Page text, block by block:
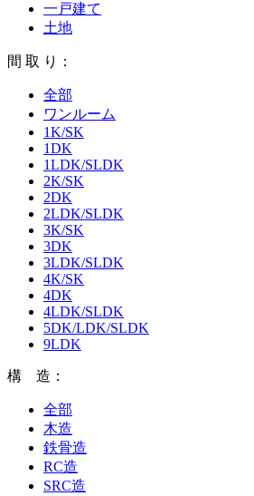
一戸建て
土地
間 取 り：
全部
ワンルーム
1K/SK
1DK
1LDK/SLDK
2K/SK
2DK
2LDK/SLDK
3K/SK
3DK
3LDK/SLDK
4K/SK
4DK
4LDK/SLDK
5DK/LDK/SLDK
9LDK
構 造：
全部
木造
鉄骨造
RC造
SRC造